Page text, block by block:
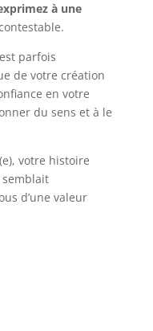
à une
parfois
de votre création
en votre
du sens et à le
votre histoire
semblait
d’une valeur